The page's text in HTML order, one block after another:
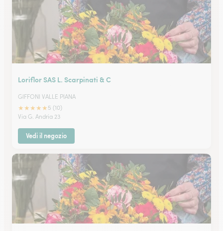
Loriflor SAS L. Scarpinati & C
GIFFONI VALLE PIANA
★★★★★ 5 (10)
Via G. Andria 23
Vedi il negozio